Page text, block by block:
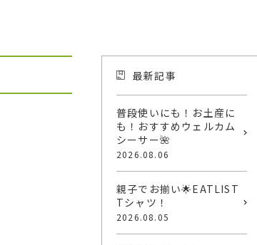
最新記事
普段使いにも！お土産に
も！おすすめウェルカム
シーサー🌺
2026.08.06
親子でお揃い🌟EATLIST
Tシャツ！
2026.08.05